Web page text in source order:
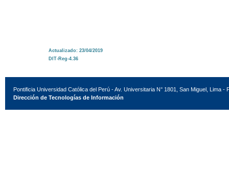
Actualizado: 23/04/2019
DIT-Reg-4.36
Pontificia Universidad Católica del Perú - Av. Universitaria N° 1801, San Miguel, Lima -
Dirección de Tecnologías de Información